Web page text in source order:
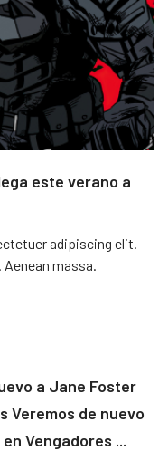
este verano a
adipiscing elit.
massa.
a Jane Foster
Veremos de nuevo
Vengadores ...